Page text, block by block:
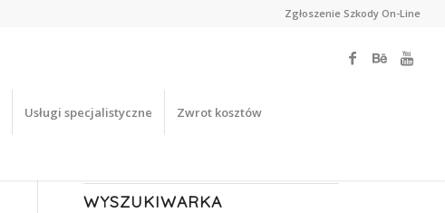
Zgłoszenie Szkody On-Line
Usługi specjalistyczne Zwrot kosztów
WYSZUKIWARKA